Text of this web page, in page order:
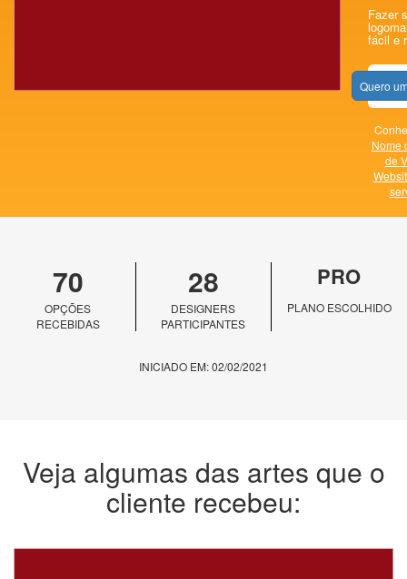
Fazer
fácil e
Quero
Nome
de
70
OPÇÕES
RECEBIDAS
28
DESIGNERS
PARTICIPANTES
PRO
PLANO ESCOLHIDO
INICIADO EM: 02/02/2021
Veja algumas das artes que o
cliente recebeu: